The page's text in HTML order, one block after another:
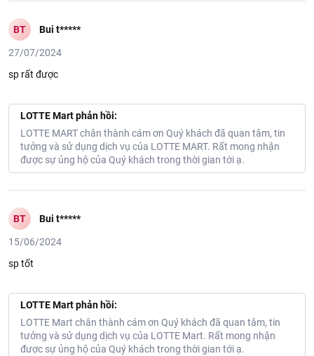
BT Bui t*****
27/07/2024
sp rất được
LOTTE Mart phản hồi:
LOTTE MART chân thành cám ơn Quý khách đã quan tâm, tin
tưởng và sử dụng dịch vụ của LOTTE MART. Rất mong nhận
được sự ủng hộ của Quý khách trong thời gian tới ạ.
BT Bui t*****
15/06/2024
sp tốt
LOTTE Mart phản hồi:
LOTTE Mart chân thành cám ơn Quý khách đã quan tâm, tin
tưởng và sử dụng dịch vụ của LOTTE Mart. Rất mong nhận
được sự ủng hộ của Quý khách trong thời gian tới ạ.